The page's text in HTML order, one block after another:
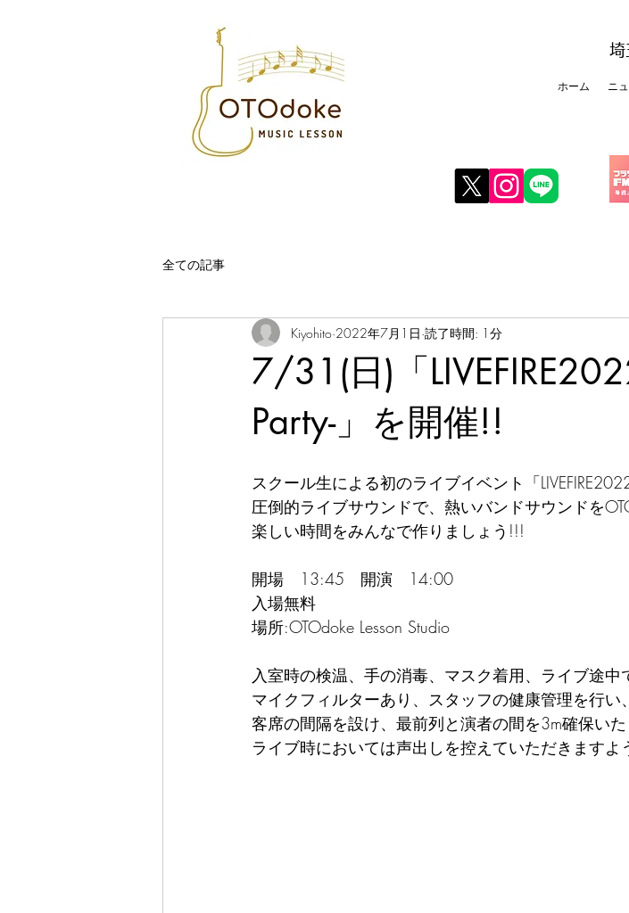
埼
ホーム ニ
全ての記事
7/31(日)「
Party-」を開催!!
Kiyohito 2022年7月1日 読了時間: 1分
スクール生による初のライブイベント「
圧倒的ライブサウンドで、熱いバンドサウンドを
楽しい時間をみんなで作りましょう!!!
開場　13:45　開演　14:00
入場無料
場所:OTOdoke Lesson Studio
入室時の検温、手の消毒、マスク着用、ライブ途中
マイクフィルターあり、スタッフの健康管理を行い、
客席の間隔を設け、最前列と演者の間を3m確保い
ライブ時においては声出しを控えていただきますよ